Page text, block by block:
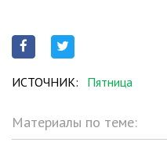
ИСТОЧНИК: Пятница
Материалы по теме: